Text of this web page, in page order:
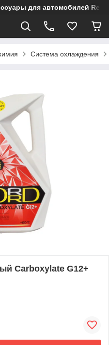
для автомобилей
Система охлаждения
Carboxylate G12+